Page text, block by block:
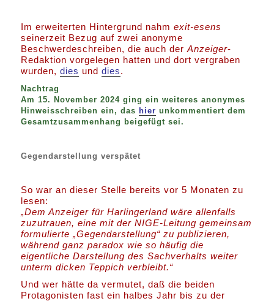
Im erweiterten Hintergrund nahmexit-esens
seinerzeit Bezug auf zwei anonyme
Beschwerdeschreiben, die auch derAnzeiger-
Redaktion vorgelegen hatten und dort vergraben
wurden,dies unddies.
Nachtrag
Am 15. November 2024 ging ein weiteres anonymes
Hinweisschreiben ein, das hier unkommentiert dem
Gesamtzusammenhang beigefügt sei.
Gegendarstellung verspätet
So war an dieser Stelle bereits vor 5 Monaten zu
lesen:
„Dem Anzeiger für Harlingerland wäre allenfalls
zuzutrauen, eine mit der NIGE-Leitung gemeinsam
formulierte„Gegendarstellung“ zu publizieren,
während ganz paradox wie so häufig die
eigentliche Darstellung des Sachverhalts weiter
unterm dicken Teppich verbleibt.“
Und wer hätte da vermutet, daß die beiden
Protagonisten fast ein halbes Jahr bis zu der